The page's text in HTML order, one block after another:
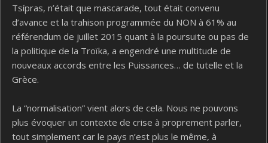
Tsípras, n’était que mascarade, tout était convenu
d’avance et la trahison programmée du NON à 61% au
référendum de juillet 2015 quant à la poursuite ou pas de
la politique de la Troïka, a engendré une multitude de
nouveaux accords entre les Puissances… de tutelle et la
Grèce.
La “normalisation” vient alors de cela. Nous ne pouvons
plus évoquer un contexte de crise à proprement parler,
tout simplement car le pays n’est plus le même, à